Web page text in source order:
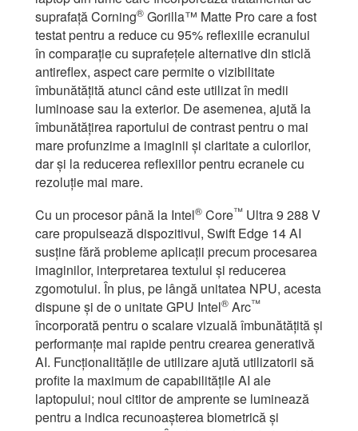
suprafață Corning® Gorilla™ Matte Pro care a fost
testat pentru a reduce cu 95% reflexiile ecranului
în comparație cu suprafețele alternative din sticlă
antireflex, aspect care permite o vizibilitate
îmbunătățită atunci când este utilizat în medii
luminoase sau la exterior. De asemenea, ajută la
îmbunătățirea raportului de contrast pentru o mai
mare profunzime a imaginii și claritate a culorilor,
dar și la reducerea reflexiilor pentru ecranele cu
rezoluție mai mare.
Cu un procesor până la Intel® Core™ Ultra 9 288 V
care propulsează dispozitivul, Swift Edge 14 AI
susține fără probleme aplicații precum procesarea
imaginilor, interpretarea textului și reducerea
zgomotului. În plus, pe lângă unitatea NPU, acesta
dispune și de o unitate GPU Intel® Arc™
încorporată pentru o scalare vizuală îmbunătățită și
performanțe mai rapide pentru crearea generativă
AI. Funcționalitățile de utilizare ajută utilizatorii să
profite la maximum de capabilitățile AI ale
laptopului; noul cititor de amprente se luminează
pentru a indica recunoașterea biometrică și